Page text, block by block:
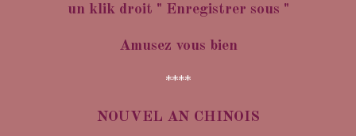
un klik droit " Enregistrer sous "
Amusez vous bien
****
NOUVEL AN CHINOIS